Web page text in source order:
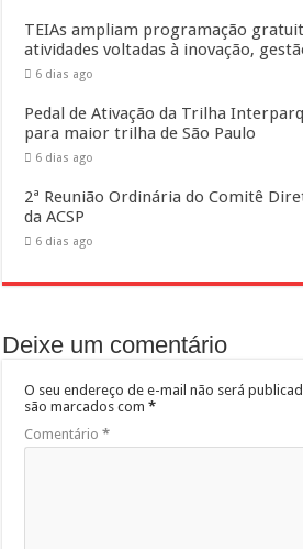
TEIAs ampliam programação
atividades voltadas à inovação,
6 dias ago
Pedal de Ativação da Trilha
para maior trilha de São Paulo
6 dias ago
2ª Reunião Ordinária do Comitê
da ACSP
6 dias ago
Deixe um comentário
O seu endereço de e-mail não será
são marcados com*
Comentário*